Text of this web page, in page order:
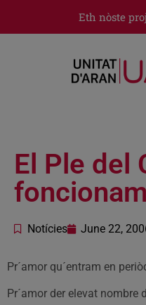
Eth nòste
El Ple del
Notícies June 22,
Pr´amor qu´entram en
Pr´amor der elevat nombre